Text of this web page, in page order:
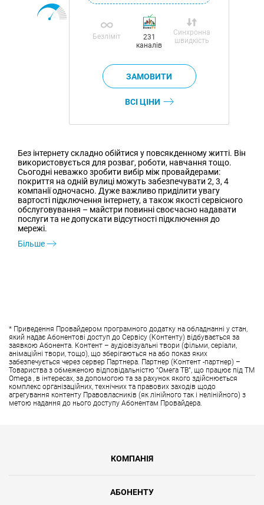
Безліміт
231
каналів
Синхронна
швидкість
ВСІ ЦІНИ
Без інтернету складно обійтися у повсякденному житті. Він
використовується для розваг, роботи, навчання тощо.
Сьогодні неважко зробити вибір між провайдерами:
покриття на одній вулиці можуть забезпечувати 2, 3, 4
компанії одночасно. Дуже важливо приділити увагу
вартості підключення інтернету, а також якості сервісного
обслуговування – майстри повинні своєчасно надавати
послуги та не допускати відсутності підключення до
мережі.
Більше
* Приведення Провайдером програмного додатку на обладнанні у стан,
який надає Абонентові доступ до Сервісу (Контенту) відбувається за
заявкою Абонента. Контент – аудіовізуальні твори (фільми, серіали,
анімаційні твори, тощо), що зберігаються на або показ яких
забезпечується через сервер Партнера. Партнер (Контент -партнер) –
Товариства з обмеженою відповідальністю “Омега ТВ”, що працює під ТМ
Omega , в інтересах, за допомогою та за рахунок якого здійснюється
комплекс організаційних, технічних та правових заходів щодо
агрегування контенту Правовласників (як лінійного так і нелінійного) з
метою надання до нього доступу Абонентам Провайдера.
КОМПАНІЯ
АБОНЕНТУ